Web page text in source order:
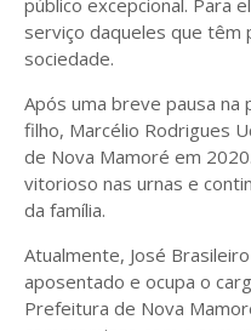
público excepcional. Para
serviço daqueles que têm
sociedade.
Após uma breve pausa na
filho, Marcélio Rodrigues
de Nova Mamoré em
vitorioso nas urnas e
da família.
Atualmente, José
aposentado e ocupa o
Prefeitura de Nova